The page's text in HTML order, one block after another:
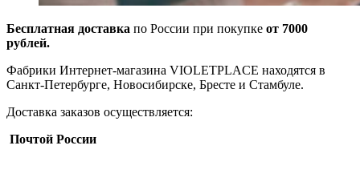
Бесплатная доставка по России при покупке от 7000
рублей.
Фабрики Интернет-магазина VIOLETPLACE находятся в
Санкт-Петербурге, Новосибирске, Бресте и Стамбуле.
Доставка заказов осуществляется:
Почтой России